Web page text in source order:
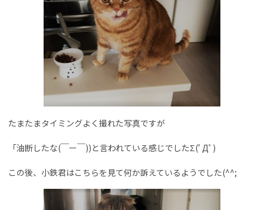
たまたまタイミングよく撮れた写真ですが
「油断したな(￣ー￣))と言われている感じでしたΣ(ﾟДﾟ)
この後、小鉄君はこちらを見て何か訴えているようでした(^^;